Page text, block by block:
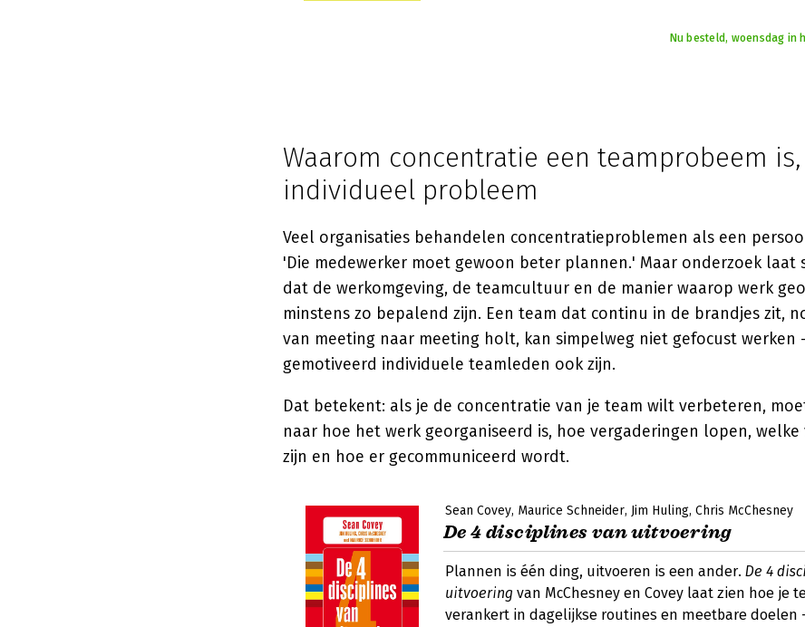
Nu besteld, woensdag in
Waarom concentratie een teamprobeem is,
individueel probleem
Veel organisaties behandelen concentratieproblemen als een
'Die medewerker moet gewoon beter plannen.' Maar onderzoek laat
dat de werkomgeving, de teamcultuur en de manier waarop werk
minstens zo bepalend zijn. Een team dat continu in de brandjes zit,
van meeting naar meeting holt, kan simpelweg niet gefocust werken
gemotiveerd individuele teamleden ook zijn.
Dat betekent: als je de concentratie van je team wilt verbeteren,
naar hoe het werk georganiseerd is, hoe vergaderingen lopen,
zijn en hoe er gecommuniceerd wordt.
Sean Covey Maurice Schneider Jim Huling Chris McChesney
De 4 disciplines van uitvoering
Plannen is één ding, uitvoeren is een ander. De 4
uitvoering van McChesney en Covey laat zien hoe je
verankert in dagelijkse routines en meetbare doelen